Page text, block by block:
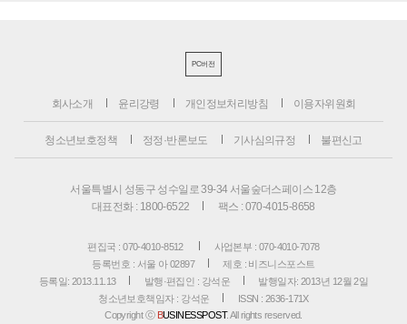
PC버전
회사소개 윤리강령 개인정보처리방침 이용자위원회
청소년보호정책 정정·반론보도 기사심의규정 불편신고
서울특별시 성동구 성수일로 39-34 서울숲더스페이스 12층
대표전화 : 1800-6522
팩스 : 070-4015-8658
편집국 : 070-4010-8512
사업본부 : 070-4010-7078
등록번호 : 서울 아 02897
제호 : 비즈니스포스트
등록일: 2013.11.13
발행·편집인 : 강석운
발행일자: 2013년 12월 2일
청소년보호책임자 : 강석운
ISSN : 2636-171X
Copyright ⓒ BUSINESSPOST. All rights reserved.